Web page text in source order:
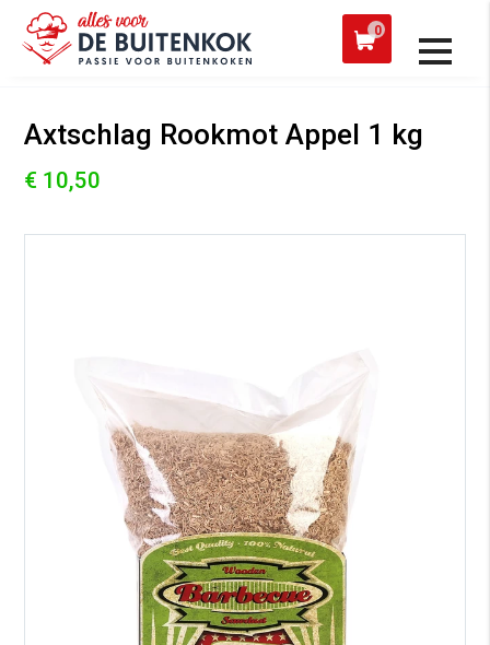
0
werkdag verzonden
Alle producten
Axtschlag Rookmot Appel 1 kg
€ 10,50